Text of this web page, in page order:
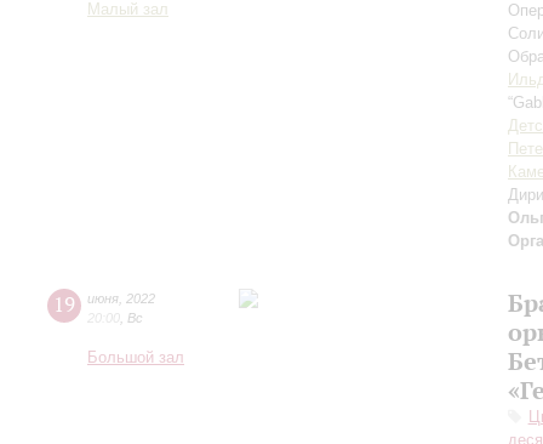
Малый зал
19 июня 2022
20:00 Вс
Большой зал